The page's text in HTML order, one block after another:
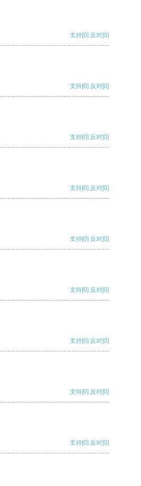
支持[0] 反对[0]
支持[0] 反对[0]
支持[0] 反对[0]
支持[0] 反对[0]
支持[0] 反对[0]
支持[0] 反对[0]
支持[0] 反对[0]
支持[0] 反对[0]
支持[0] 反对[0]